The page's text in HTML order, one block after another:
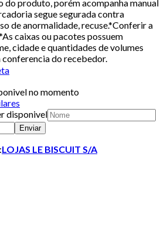
do produto, porém acompanha manual
segue segurada contra
de anormalidade, recuse.*Conferir a
caixas ou pacotes possuem
cidade e quantidades de volumes
do recebedor.
no momento
disponivel
Enviar
LOJAS LE BISCUIT S/A